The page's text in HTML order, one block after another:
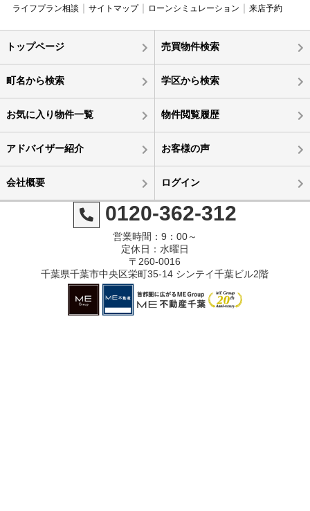
ライフプラン相談
サイトマップ ローンシミュレーション 来店予約
トップページ 売買物件検索
町名から検索 学区から検索
お気に入り物件一覧 物件閲覧履歴
アドバイザー紹介 お客様の声
会社概要 ログイン
0120-362-312
営業時間：9：00～
定休日：水曜日
〒260-0016
千葉県千葉市中央区栄町35-14 シンテイ千葉ビル2階